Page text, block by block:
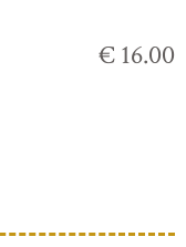
€ 16.00